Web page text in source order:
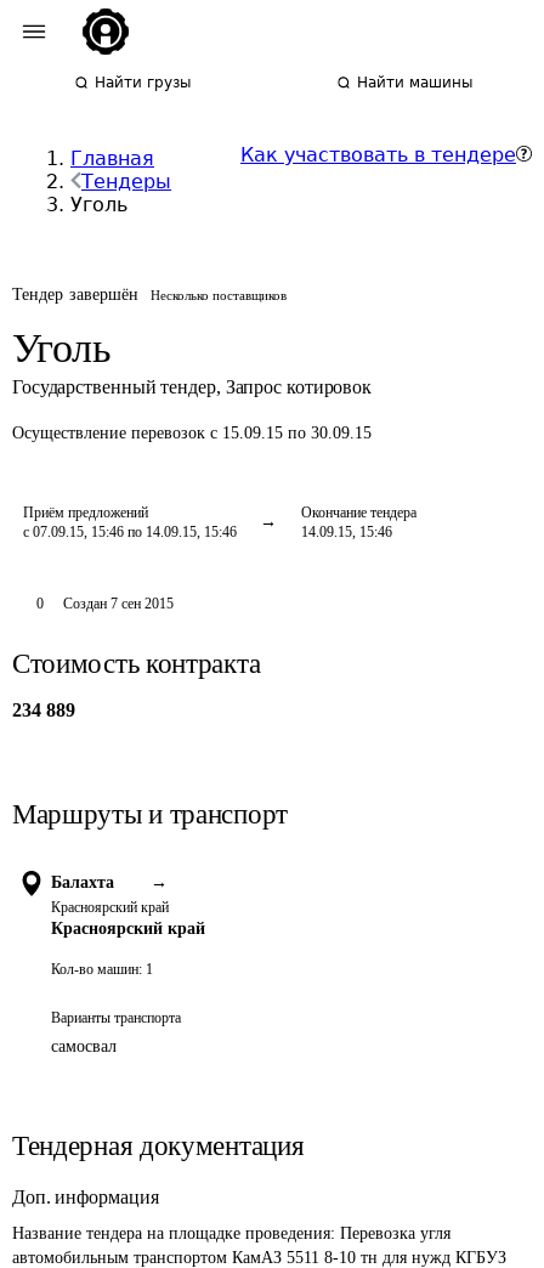
Найти грузы Найти машины
Главная
Тендеры
Уголь
Как участвовать в тендере
Тендер завершён Несколько поставщиков
Уголь
Государственный тендер, Запрос котировок
Осуществление перевозок с 15.09.15 по 30.09.15
Приём предложений
с 07.09.15, 15:46 по 14.09.15, 15:46
Окончание тендера
14.09.15, 15:46
0 Создан 7 сен 2015
Стоимость контракта
234 889
Маршруты и транспорт
Балахта →
Красноярский край
Красноярский край
Кол-во машин: 1
Варианты транспорта
самосвал
Тендерная документация
Доп. информация
Название тендера на площадке проведения: Перевозка угля
автомобильным транспортом КамАЗ 5511 8-10 тн для нужд КГБУЗ